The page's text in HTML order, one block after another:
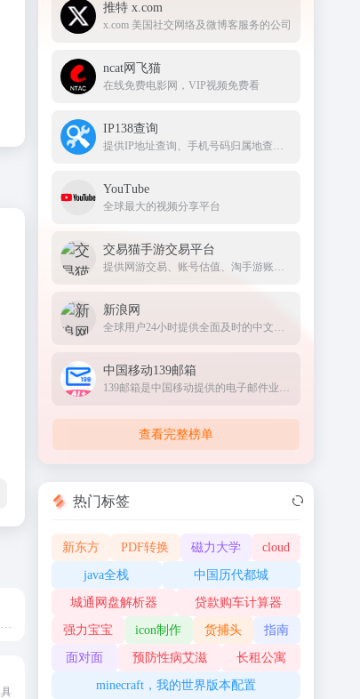
推特 x.com
x.com 美国社交网络及微博客服务的公司
ncat网飞猫
在线免费电影网，VIP视频免费看
IP138查询
提供IP地址查询、手机号码归属地查询、邮政编码查询及身份证号码验证等服务
YouTube
全球最大的视频分享平台
交易猫手游交易平台
提供网游交易、账号估值、淘手游账号、装备道具交易、买号卖号、游戏代练、苹果代充值、游戏充值、首充号等服务，手游交易就上交易猫官网
新浪网
全球用户24小时提供全面及时的中文资讯
中国移动139邮箱
139邮箱是中国移动提供的电子邮件业务，以手机号@139.com作为邮箱地址，来邮短信及时提醒,同时提供WEB、WAP、短彩信、APP等多种方式，随时随地收发邮件
查看完整榜单
热门标签
新东方 PDF转换 磁力大学 cloud
java全栈 中国历代都城
城通网盘解析器 贷款购车计算器
强力宝宝 icon制作 货捕头 指南
面对面 预防性病艾滋 长租公寓
minecraft，我的世界版本配置